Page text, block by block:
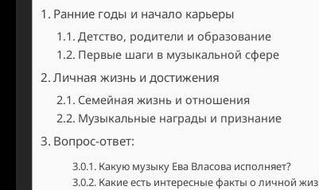
Ранние годы и начало карьеры
Детство, родители и образование
Первые шаги в музыкальной сфере
Личная жизнь и достижения
Семейная жизнь и отношения
Музыкальные награды и признание
Вопрос-ответ:
Какую музыку Ева Власова исполняет?
Какие есть интересные факты о личной